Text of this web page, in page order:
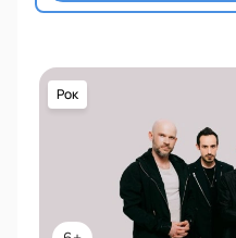
Рок